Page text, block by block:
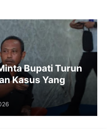
Bupati Turun
Kasus Yang